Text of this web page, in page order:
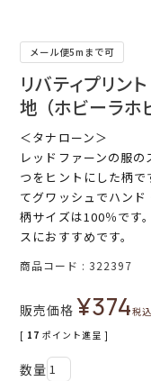
メール便5mまで可
リバティプリン
地 （ホビーラ
＜タナローン＞
レッドファーンの服
つをヒントにした柄
てグワッシュでハンド
柄サイズは100％です
スにおすすめです。
商品コード 322397
販売価格 ¥374税込
[ 17 ポイント進呈 ]